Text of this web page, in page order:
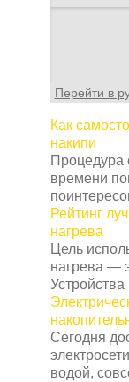
Перейти в
Как
накипи
Процедура
времени
Рейтинг
нагрева
Цель
нагрева —
Сегодня
водой,